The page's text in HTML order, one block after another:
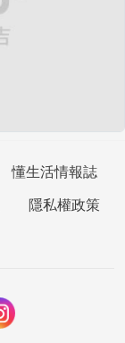
懂生活情報誌
隱私權政策